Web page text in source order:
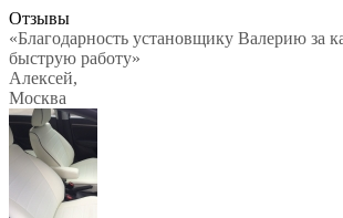
Отзывы
«Благодарность установщику Валерию за
быструю работу»
Алексей,
Москва